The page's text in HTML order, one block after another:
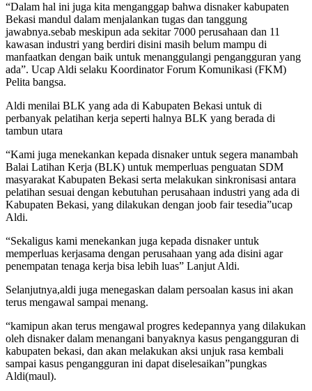
“Dalam hal ini juga kita menganggap bahwa disnaker kabupaten
Bekasi mandul dalam menjalankan tugas dan tanggung
jawabnya.sebab meskipun ada sekitar 7000 perusahaan dan 11
kawasan industri yang berdiri disini masih belum mampu di
manfaatkan dengan baik untuk menanggulangi pengangguran yang
ada”. Ucap Aldi selaku Koordinator Forum Komunikasi (FKM)
Pelita bangsa.
Aldi menilai BLK yang ada di Kabupaten Bekasi untuk di
perbanyak pelatihan kerja seperti halnya BLK yang berada di
tambun utara
“Kami juga menekankan kepada disnaker untuk segera manambah
Balai Latihan Kerja (BLK) untuk memperluas penguatan SDM
masyarakat Kabupaten Bekasi serta melakukan sinkronisasi antara
pelatihan sesuai dengan kebutuhan perusahaan industri yang ada di
Kabupaten Bekasi, yang dilakukan dengan joob fair tesedia”ucap
Aldi.
“Sekaligus kami menekankan juga kepada disnaker untuk
memperluas kerjasama dengan perusahaan yang ada disini agar
penempatan tenaga kerja bisa lebih luas” Lanjut Aldi.
Selanjutnya,aldi juga menegaskan dalam persoalan kasus ini akan
terus mengawal sampai menang.
“kamipun akan terus mengawal progres kedepannya yang dilakukan
oleh disnaker dalam menangani banyaknya kasus pengangguran di
kabupaten bekasi, dan akan melakukan aksi unjuk rasa kembali
sampai kasus pengangguran ini dapat diselesaikan”pungkas
Aldi(maul).